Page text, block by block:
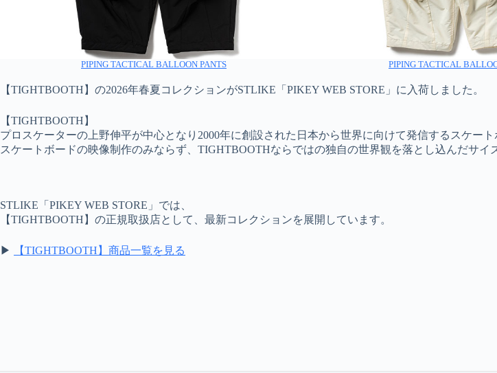
PIPING TACTICAL BALLOON PANTS PIPING TACTICAL
【TIGHTBOOTH】の2026年春夏コレクションがSTLIKE「PIKEY WEB STORE」に入荷しました。
【TIGHTBOOTH】
プロスケーターの上野伸平が中心となり2000年に創設された日本から世界に向けて発信するスケート
スケートボードの映像制作のみならず、TIGHTBOOTHならではの独自の世界観を落とし込んだサイ
STLIKE「PIKEY WEB STORE」では、
【TIGHTBOOTH】の正規取扱店として、最新コレクションを展開しています。
▶ 【TIGHTBOOTH】商品一覧を見る